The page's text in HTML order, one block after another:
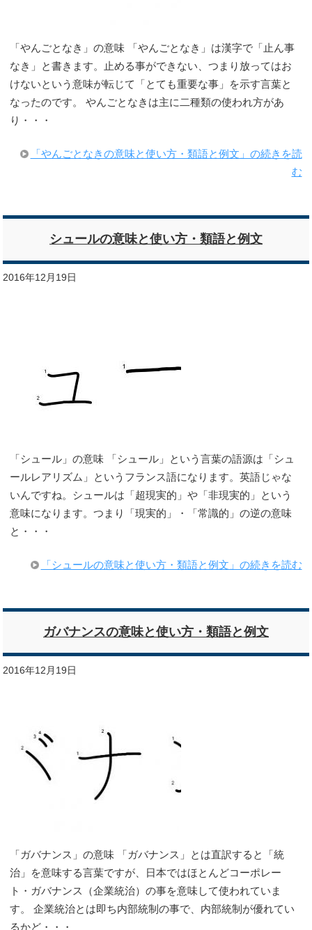
「やんごとなき」の意味 「やんごとなき」は漢字で「止ん事
なき」と書きます。止める事ができない、つまり放ってはお
けないという意味が転じて「とても重要な事」を示す言葉と
なったのです。 やんごとなきは主に二種類の使われ方があ
り・・・
「やんごとなきの意味と使い方・類語と例文」の続きを読
む
シュールの意味と使い方・類語と例文
2016年12月19日
「シュール」の意味 「シュール」という言葉の語源は「シュ
ールレアリズム」というフランス語になります。英語じゃな
いんですね。シュールは「超現実的」や「非現実的」という
意味になります。つまり「現実的」・「常識的」の逆の意味
と・・・
「シュールの意味と使い方・類語と例文」の続きを読む
ガバナンスの意味と使い方・類語と例文
2016年12月19日
「ガバナンス」の意味 「ガバナンス」とは直訳すると「統
治」を意味する言葉ですが、日本ではほとんどコーポレー
ト・ガバナンス（企業統治）の事を意味して使われていま
す。 企業統治とは即ち内部統制の事で、内部統制が優れてい
るかど・・・